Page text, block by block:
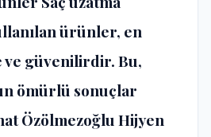
ürünler, en
güvenilirdir. Bu,
ömürlü sonuçlar
Özölmezoğlu Hijyen